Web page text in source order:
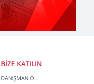
BİZE KATILIN
DANIŞMAN OL